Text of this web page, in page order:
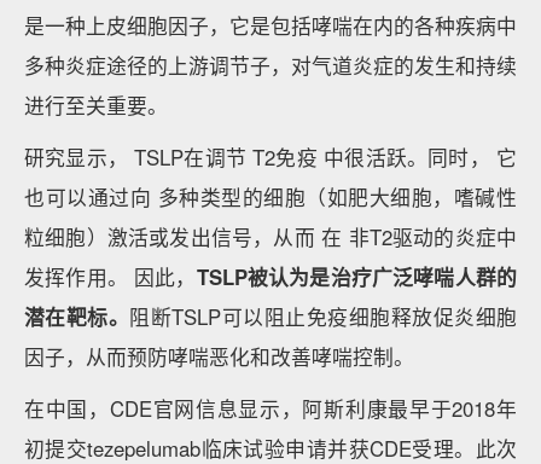
是一种上皮细胞因子，它是包括哮喘在内的各种疾病中
多种炎症途径的上游调节子，对气道炎症的发生和持续
进行至关重要。
研究显示， TSLP在调节 T2免疫 中很活跃。同时， 它
也可以通过向 多种类型的细胞（如肥大细胞，嗜碱性
粒细胞）激活或发出信号，从而 在 非T2驱动的炎症中
发挥作用。 因此， TSLP被认为是治疗广泛哮喘人群的
潜在靶标。 阻断TSLP可以阻止免疫细胞释放促炎细胞
因子，从而预防哮喘恶化和改善哮喘控制。
在中国，CDE官网信息显示，阿斯利康最早于2018年
初提交tezepelumab临床试验申请并获CDE受理。此次